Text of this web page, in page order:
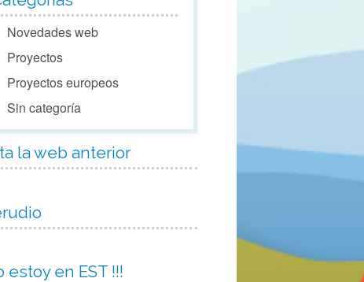
Novedades web
Proyectos
Proyectos europeos
Sin categoría
la web anterior
estoy en EST !!!